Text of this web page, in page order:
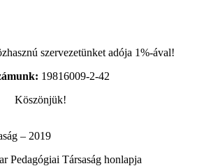
szervezetünket adója 1%-ával!
19816009-2-42
Köszönjük!
– 2019
Pedagógiai Társaság honlapja